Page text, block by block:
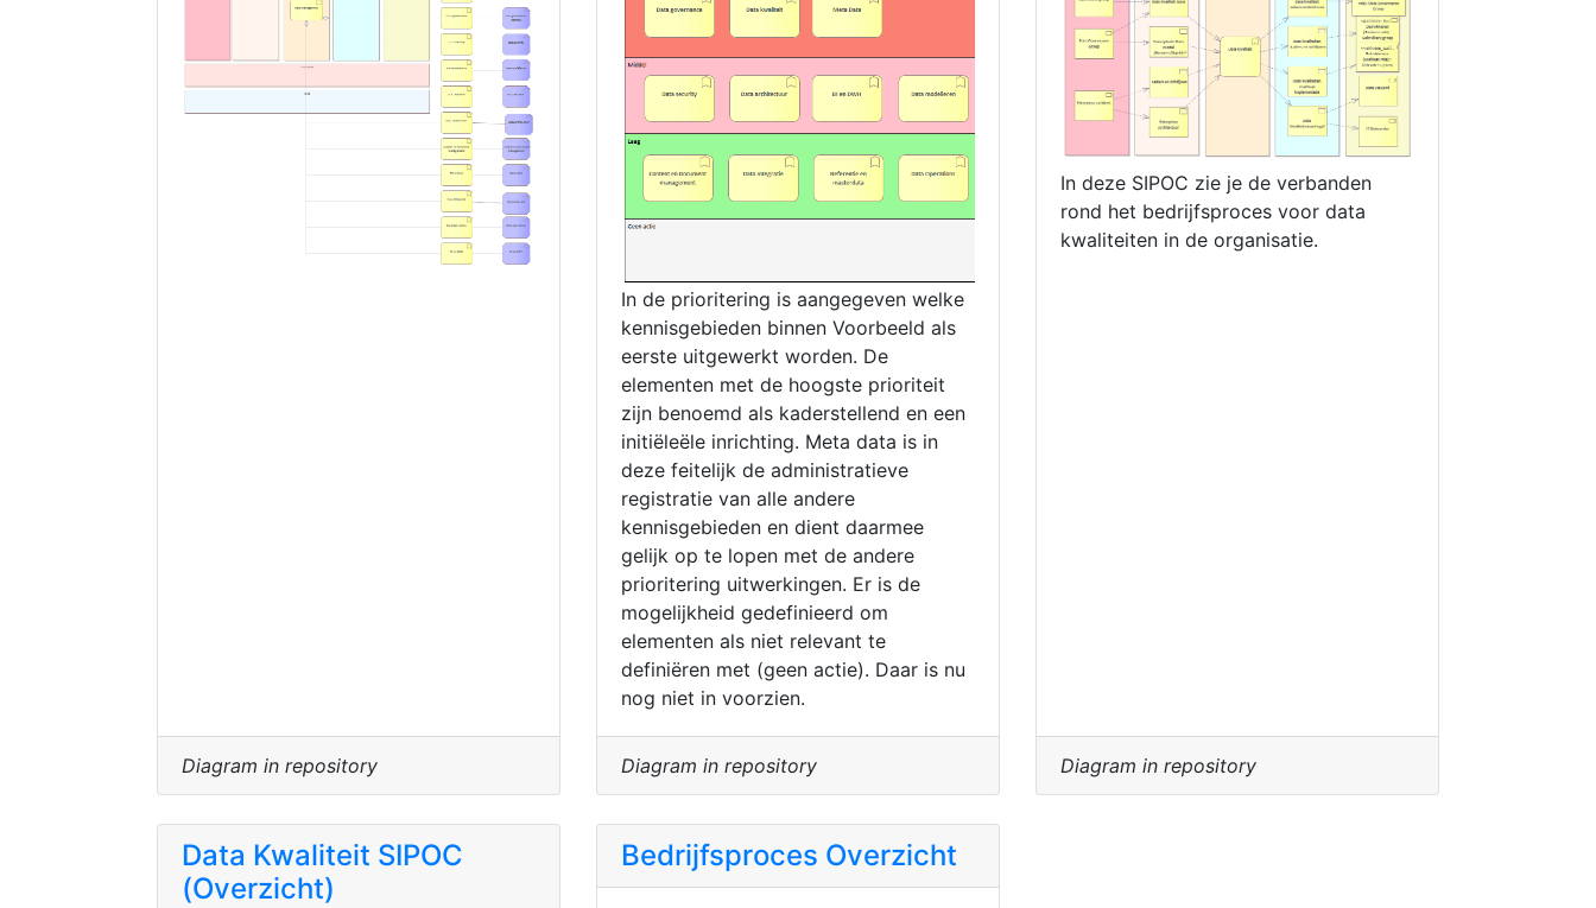
Diagram in repository
In de prioritering is aangegeven welke
kennisgebieden binnen Voorbeeld als
eerste uitgewerkt worden. De
elementen met de hoogste prioriteit
zijn benoemd als kaderstellend en een
initiëleële inrichting. Meta data is in
deze feitelijk de administratieve
registratie van alle andere
kennisgebieden en dient daarmee
gelijk op te lopen met de andere
prioritering uitwerkingen. Er is de
mogelijkheid gedefinieerd om
elementen als niet relevant te
definiëren met (geen actie). Daar is nu
nog niet in voorzien.
Diagram in repository
In deze SIPOC zie je de verbanden
rond het bedrijfsproces voor data
kwaliteiten in de organisatie.
Diagram in repository
Data Kwaliteit SIPOC
(Overzicht)
Bedrijfsproces Overzicht